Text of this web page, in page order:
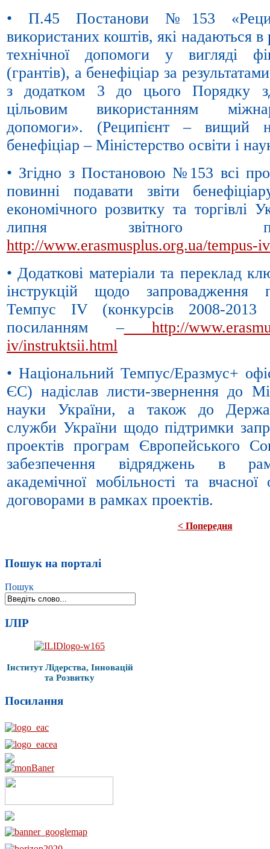
• П.45 Постанови №153
використаних коштів, які надаються
технічної допомоги у вигляді
(грантів), а бенефіціар за
з додатком 3 до цього Порядку
цільовим використанням
допомоги». (Реципієнт – вищий
бенефіціар – Міністерство освіти і
• Згідно з Постановою №153 всі
повинні подавати звіти
економічного розвитку та торгівлі
липня звітного
http://www.erasmusplus.org.ua/tempus-
• Додаткові матеріали та переклад
інструкцій щодо запровадження
Темпус IV (конкурсів 2008-
посиланням –
http://
iv/instruktsii.html
• Національний Темпус/Еразмус+
ЄС) надіслав листи-звернення до
науки України, а також до
служби України щодо підтримки
проектів програм Європейського
забезпечення відряджень в
академічної мобільності та
договорами в рамках проектів.
< Попередня
Пошук на порталі
Пошук
ІЛІР
Інститут Лідерства, Інновацій
та Розвитку
Посилання